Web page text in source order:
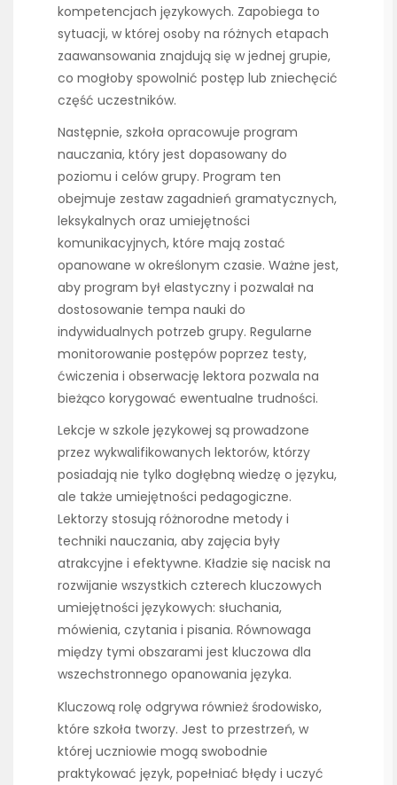
kompetencjach językowych. Zapobiega to
sytuacji, w której osoby na różnych etapach
zaawansowania znajdują się w jednej grupie,
co mogłoby spowolnić postęp lub zniechęcić
część uczestników.
Następnie, szkoła opracowuje program
nauczania, który jest dopasowany do
poziomu i celów grupy. Program ten
obejmuje zestaw zagadnień gramatycznych,
leksykalnych oraz umiejętności
komunikacyjnych, które mają zostać
opanowane w określonym czasie. Ważne jest,
aby program był elastyczny i pozwalał na
dostosowanie tempa nauki do
indywidualnych potrzeb grupy. Regularne
monitorowanie postępów poprzez testy,
ćwiczenia i obserwację lektora pozwala na
bieżąco korygować ewentualne trudności.
Lekcje w szkole językowej są prowadzone
przez wykwalifikowanych lektorów, którzy
posiadają nie tylko dogłębną wiedzę o języku,
ale także umiejętności pedagogiczne.
Lektorzy stosują różnorodne metody i
techniki nauczania, aby zajęcia były
atrakcyjne i efektywne. Kładzie się nacisk na
rozwijanie wszystkich czterech kluczowych
umiejętności językowych: słuchania,
mówienia, czytania i pisania. Równowaga
między tymi obszarami jest kluczowa dla
wszechstronnego opanowania języka.
Kluczową rolę odgrywa również środowisko,
które szkoła tworzy. Jest to przestrzeń, w
której uczniowie mogą swobodnie
praktykować język, popełniać błędy i uczyć